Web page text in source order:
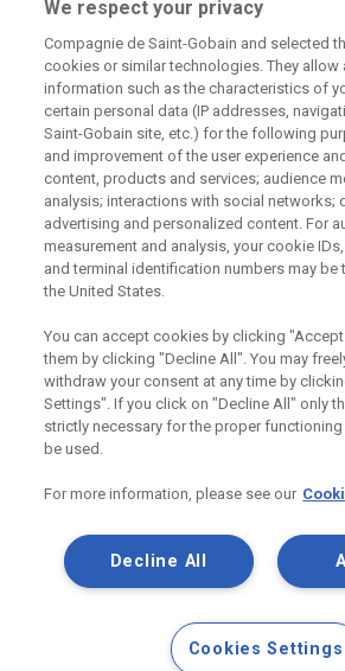
Odebírejte náš newsletter
Užitečné odkazy
Právní Podmínky
účelům
Saint-Gobain Construction Products
CZ a.s., IČ:25029673, se sídlem
00
We respect your privacy
Compagnie de Saint-Gobain and selected
cookies or similar technologies. They allow
information such as the characteristics of
certain personal data (IP addresses,
Saint-Gobain site, etc.) for the following
and improvement of the user experience
content, products and services; audience
analysis; interactions with social networks;
advertising and personalized content. For
measurement and analysis, your cookie
and terminal identification numbers may be
the United States.
You can accept cookies by clicking
them by clicking "Decline All". You may
withdraw your consent at any time by
Settings". If you click on "Decline All" only
strictly necessary for the proper functioning
be used.
For more information, please see our
Decline All
Cookies Settings